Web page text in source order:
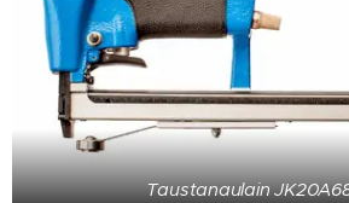
Taustanaulain